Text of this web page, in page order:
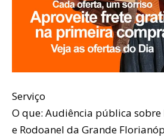
Serviço
O que: Audiência pública sobre
e Rodoanel da Grande